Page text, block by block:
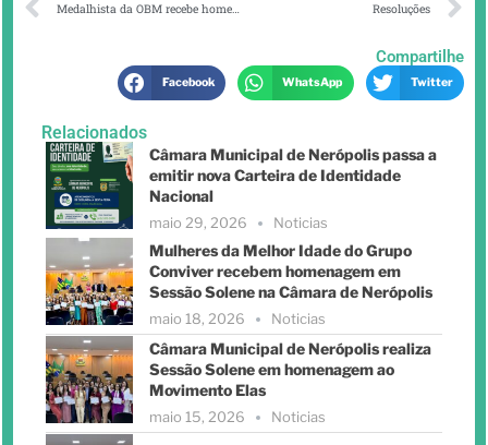
Medalhista da OBM recebe homenagem da Câmara Municipal de Nerópolis Resoluções
Compartilhe
Facebook WhatsApp Twitter
Relacionados
Câmara Municipal de Nerópolis passa a
emitir nova Carteira de Identidade
Nacional
maio 29, 2026 Noticias
Mulheres da Melhor Idade do Grupo
Conviver recebem homenagem em
Sessão Solene na Câmara de Nerópolis
maio 18, 2026 Noticias
Câmara Municipal de Nerópolis realiza
Sessão Solene em homenagem ao
Movimento Elas
maio 15, 2026 Noticias